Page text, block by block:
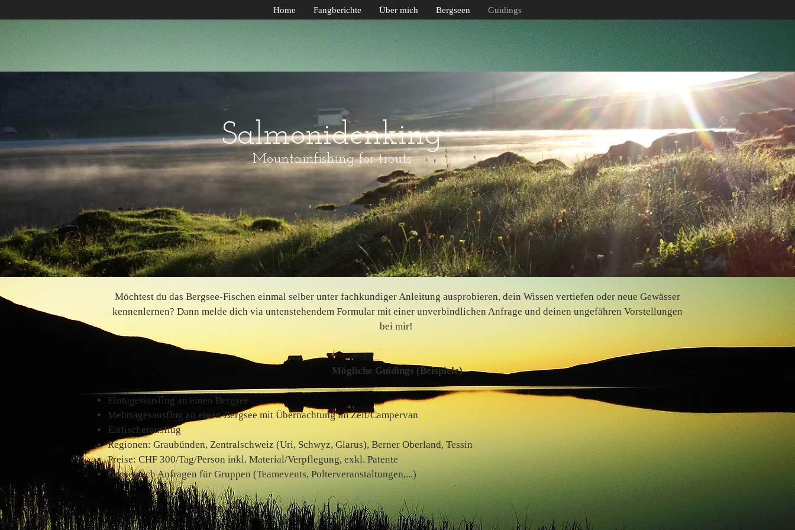
Home Fangberichte Über mich Bergseen Guidings
Salmonidenking
Mountainfishing for trouts
Möchtest du das Bergsee-Fischen einmal selber unter fachkundiger Anleitung ausprobieren, dein Wissen vertiefen oder neue Gewässer
kennenlernen? Dann melde dich via untenstehendem Formular mit einer unverbindlichen Anfrage und deinen ungefähren Vorstellungen
bei mir!
Mögliche Guidings (Beispiele)
Eintagesausflug an einen Bergsee
Mehrtagesausflug an einen Bergsee mit Übernachtung im Zelt/Campervan
Eisfischerausflug
Regionen: Graubünden, Zentralschweiz (Uri, Schwyz, Glarus), Berner Oberland, Tessin
Preise: CHF 300/Tag/Person inkl. Material/Verpflegung, exkl. Patente
Gerne auch Anfragen für Gruppen (Teamevents, Polterveranstaltungen,...)